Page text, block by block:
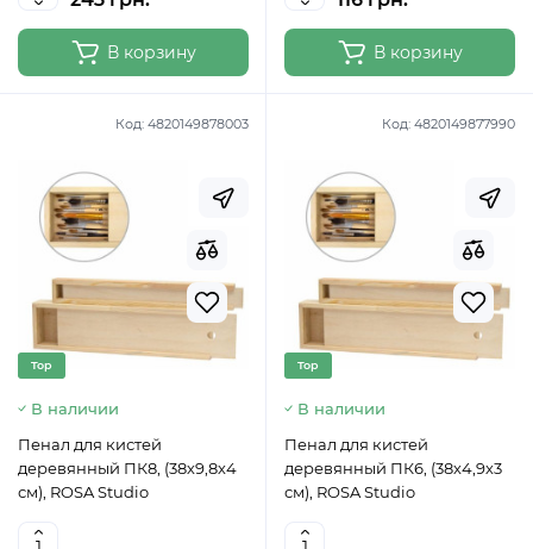
В корзину В корзину
Код: 4820149878003
Top
В наличии
Пенал для кистей
деревянный ПК8, (38х9,8х4
см), ROSA Studio
Код: 4820149877990
Top
В наличии
Пенал для кистей
деревянный ПК6, (38х4,9х3
см), ROSA Studio